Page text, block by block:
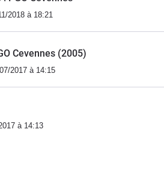
2018 à 18:21
Cevennes (2005)
2017 à 14:15
à 14:13